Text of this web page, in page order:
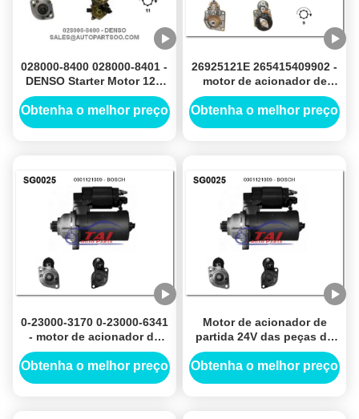
028000-8400 028000-8401 -
DENSO Starter Motor 12V
2.5KW 11T MOTORES DE
ARRANQUE
Obtenha o melhor preço
26925121E 265415409902 -
motor de acionador de
partida 12V de LUCAS
1.7KW 8T MOTORES DE
Obtenha o melhor preço
0-23000-3170 0-23000-6341
- motor de acionador de
partida 24V de NIKKO
7.5KW 13T Demarreurs
Obtenha o melhor preço
Motor de acionador de
partida 24V das peças de
automóvel de Denso 7KW
11T Motores De Arranque
Obtenha o melhor preço